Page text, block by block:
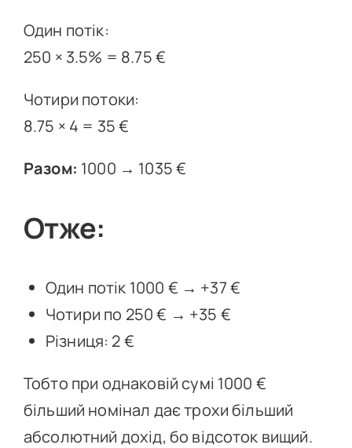
Один потік:
250 × 3.5% = 8.75 €
Чотири потоки:
8.75 × 4 = 35 €
Разом: 1000 → 1035 €
Отже:
Один потік 1000 € → +37 €
Чотири по 250 € → +35 €
Різниця: 2 €
Тобто при однаковій сумі 1000 €
більший номінал дає трохи більший
абсолютний дохід, бо відсоток вищий.